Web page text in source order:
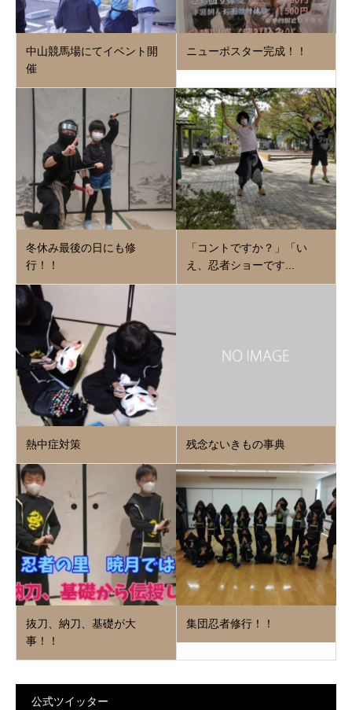
中山競馬場にてイベント開
催
ニューポスター完成！！
冬休み最後の日にも修
行！！
「コントですか？」「い
え、忍者ショーです...
熱中症対策 残念ないきもの事典
抜刀、納刀、基礎が大
事！！
集団忍者修行！！
公式ツイッター